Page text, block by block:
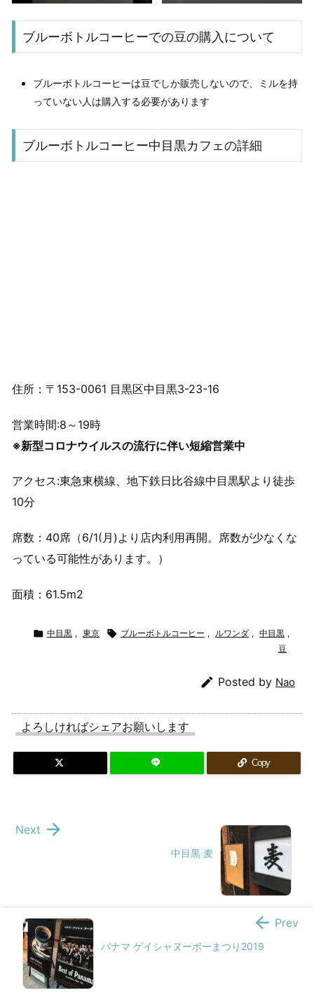
ブルーボトルコーヒーでの豆の購入について
ブルーボトルコーヒーは豆でしか販売しないので、ミルを持
っていない人は購入する必要があります
ブルーボトルコーヒー中目黒カフェの詳細
住所：〒153-0061 目黒区中目黒3-23-16
営業時間:8～19時
※新型コロナウイルスの流行に伴い短縮営業中
アクセス:東急東横線、地下鉄日比谷線中目黒駅より徒歩
10分
席数：40席（6/1(月)より店内利用再開。席数が少なくな
っている可能性があります。）
面積：61.5m2
 中目黒 , 東京  ブルーボトルコーヒー , ルワンダ , 中目黒 ,
豆
 Posted by Nao
よろしければシェアお願いします
Copy
中目黒 麦

Next
パナマ ゲイシャヌーボーまつり2019
 Prev